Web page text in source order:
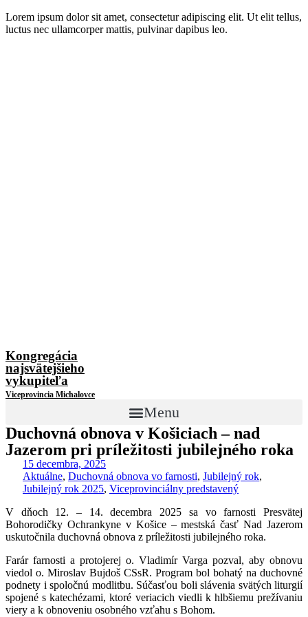
Lorem ipsum dolor sit amet, consectetur adipiscing elit. Ut elit tellus,
luctus nec ullamcorper mattis, pulvinar dapibus leo.
Kongregácia
najsvätejšieho
vykupiteľa
Viceprovincia Michalovce
Menu
Duchovná obnova v Košiciach – nad
Jazerom pri príležitosti jubilejného roka
15 decembra, 2025
Aktuálne, Duchovná obnova vo farnosti, Jubilejný rok,
Jubilejný rok 2025, Viceprovinciálny predstavený
V dňoch 12. – 14. decembra 2025 sa vo farnosti Presvätej
Bohorodičky Ochrankyne v Košice – mestská časť Nad Jazerom
uskutočnila duchovná obnova z príležitosti jubilejného roka.
Farár farnosti a protojerej o. Vladimír Varga pozval, aby obnovu
viedol o. Miroslav Bujdoš CSsR. Program bol bohatý na duchovné
podnety i spoločnú modlitbu. Súčasťou boli slávenia svätých liturgií
spojené s katechézami, ktoré veriacich viedli k hlbšiemu prežívaniu
viery a k obnoveniu osobného vzťahu s Bohom.